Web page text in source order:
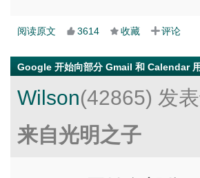
阅读原文 3614 收藏 评论
Google 开始向部分 Gmail 和 Calendar
Wilson(42865) 发
来自光明之子